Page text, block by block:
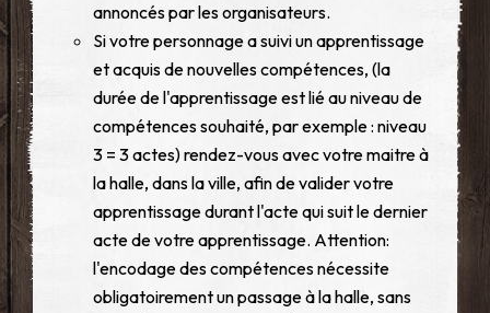
annoncés par les organisateurs.
Si votre personnage a suivi un apprentissage
et acquis de nouvelles compétences, (la
durée de l'apprentissage est lié au niveau de
compétences souhaité, par exemple : niveau
3 = 3 actes) rendez-vous avec votre maitre à
la halle, dans la ville, afin de valider votre
apprentissage durant l'acte qui suit le dernier
acte de votre apprentissage. Attention:
l'encodage des compétences nécessite
obligatoirement un passage à la halle, sans